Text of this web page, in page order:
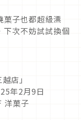
菓子也都超級漂
下次不妨試試換個
店」
年2月9日
洋菓子